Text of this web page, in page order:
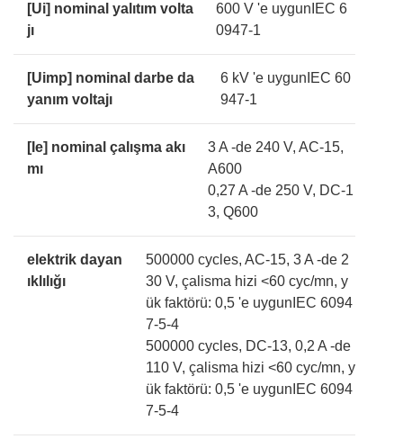
[Ui] nominal yalıtım volta
jı
600 V 'e uygunIEC 6
0947-1
[Uimp] nominal darbe da
yanım voltajı
6 kV 'e uygunIEC 60
947-1
[Ie] nominal çalışma akı
mı
3 A -de 240 V, AC-15,
A600
0,27 A -de 250 V, DC-1
3, Q600
elektrik dayan
ıklılığı
500000 cycles, AC-15, 3 A -de 2
30 V, çalisma hizi <60 cyc/mn, y
ük faktörü: 0,5 'e uygunIEC 6094
7-5-4
500000 cycles, DC-13, 0,2 A -de
110 V, çalisma hizi <60 cyc/mn, y
ük faktörü: 0,5 'e uygunIEC 6094
7-5-4